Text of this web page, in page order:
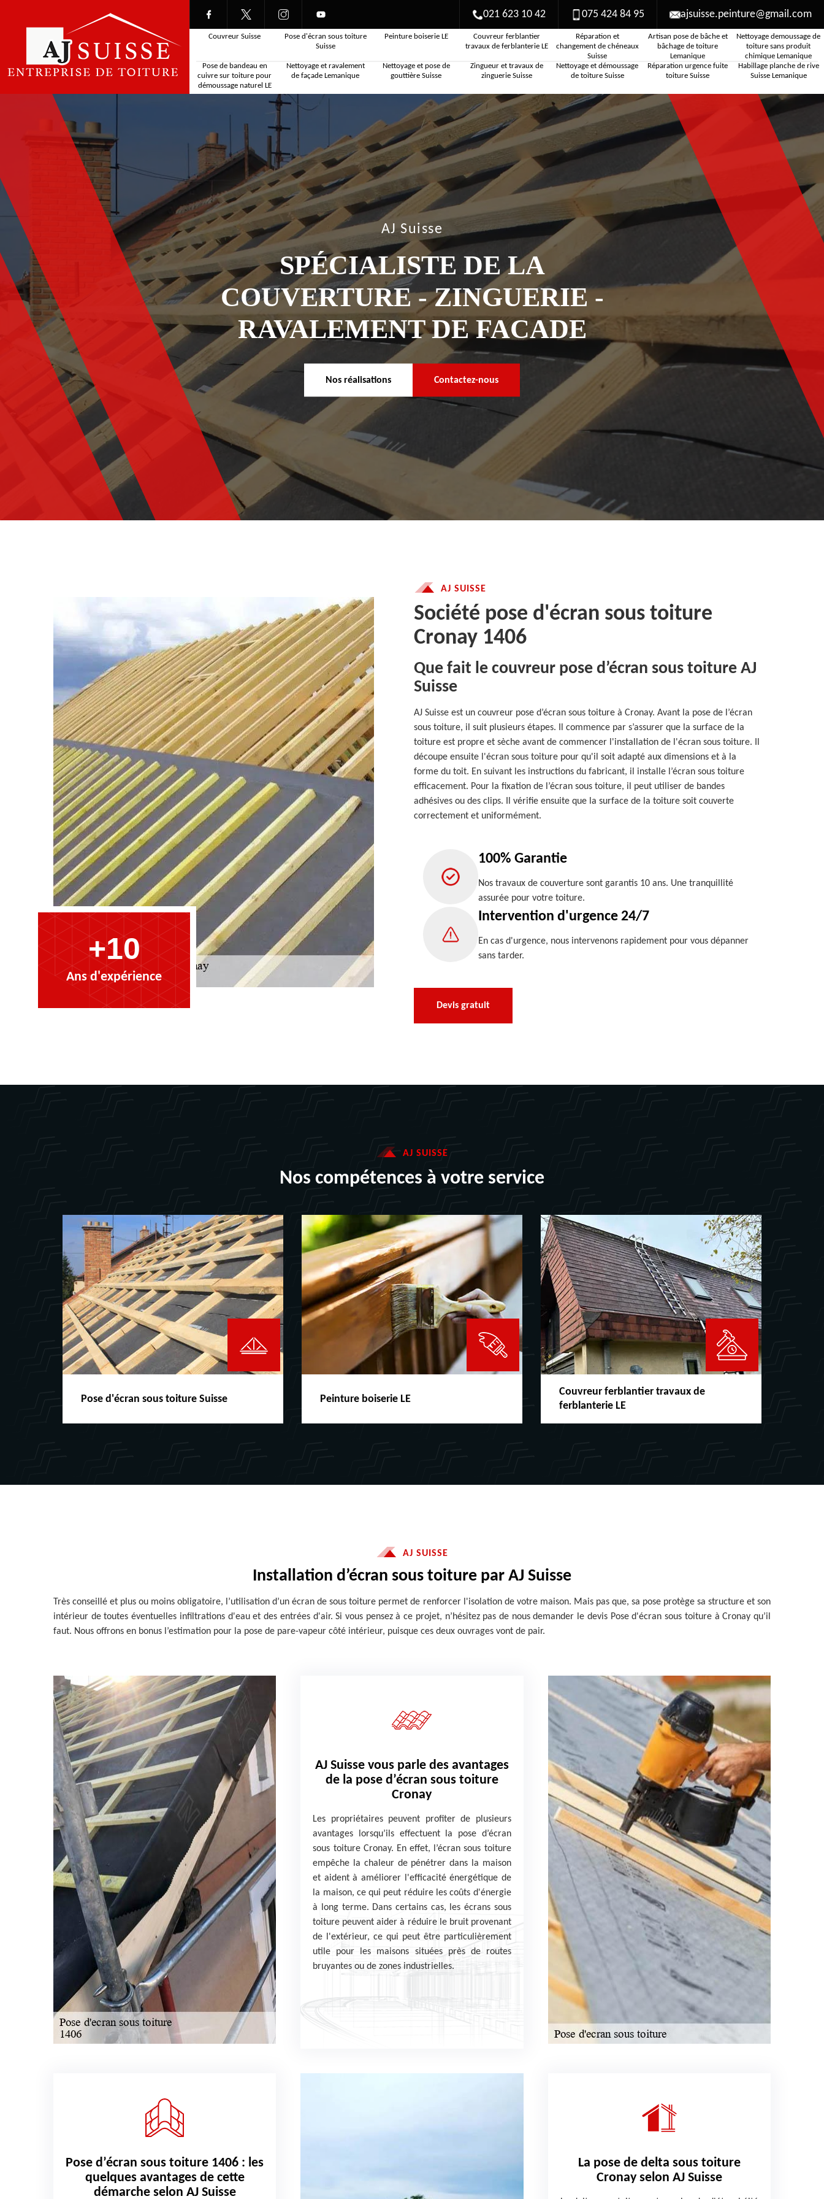
021 623 10 42 075 424 84 95 ajsuisse.peinture@gmail.com
Couvreur Suisse
Pose d'écran sous toiture
Suisse
Peinture boiserie LE
Couvreur ferblantier
travaux de ferblanterie LE
Réparation et
changement de chéneaux
Suisse
Artisan pose de bâche et
bâchage de toiture
Lemanique
Nettoyage demoussage de
toiture sans produit
chimique Lemanique
Pose de bandeau en
cuivre sur toiture pour
démoussage naturel LE
Nettoyage et ravalement
de façade Lemanique
Nettoyage et pose de
gouttière Suisse
Zingueur et travaux de
zinguerie Suisse
Nettoyage et démoussage
de toiture Suisse
Réparation urgence fuite
toiture Suisse
Habillage planche de rive
Suisse Lemanique
AJ Suisse
SPÉCIALISTE DE LA
COUVERTURE - ZINGUERIE -
RAVALEMENT DE FACADE
Nos réalisations Contactez-nous
+10
Ans d'expérience
AJ SUISSE
Société pose d'écran sous toiture
Cronay 1406
Que fait le couvreur pose d’écran sous toiture AJ
Suisse
AJ Suisse est un couvreur pose d’écran sous toiture à Cronay. Avant la pose de l’écran
sous toiture, il suit plusieurs étapes. Il commence par s’assurer que la surface de la
toiture est propre et sèche avant de commencer l'installation de l'écran sous toiture. Il
découpe ensuite l'écran sous toiture pour qu'il soit adapté aux dimensions et à la
forme du toit. En suivant les instructions du fabricant, il installe l’écran sous toiture
efficacement. Pour la fixation de l’écran sous toiture, il peut utiliser de bandes
adhésives ou des clips. Il vérifie ensuite que la surface de la toiture soit couverte
correctement et uniformément.
100% Garantie
Nos travaux de couverture sont garantis 10 ans. Une tranquillité
assurée pour votre toiture.
Intervention d'urgence 24/7
En cas d'urgence, nous intervenons rapidement pour vous dépanner
sans tarder.
Devis gratuit
AJ SUISSE
Nos compétences à votre service
Pose d'écran sous toiture Suisse Peinture boiserie LE
Couvreur ferblantier travaux de
ferblanterie LE
AJ SUISSE
Installation d’écran sous toiture par AJ Suisse
Très conseillé et plus ou moins obligatoire, l’utilisation d’un écran de sous toiture permet de renforcer l'isolation de votre maison. Mais pas que, sa pose protège sa structure et son
intérieur de toutes éventuelles infiltrations d'eau et des entrées d'air. Si vous pensez à ce projet, n’hésitez pas de nous demander le devis Pose d'écran sous toiture à Cronay qu’il
faut. Nous offrons en bonus l’estimation pour la pose de pare-vapeur côté intérieur, puisque ces deux ouvrages vont de pair.
AJ Suisse vous parle des avantages
de la pose d’écran sous toiture
Cronay
Les propriétaires peuvent profiter de plusieurs
avantages lorsqu’ils effectuent la pose d’écran
sous toiture Cronay. En effet, l’écran sous toiture
empêche la chaleur de pénétrer dans la maison
et aident à améliorer l'efficacité énergétique de
la maison, ce qui peut réduire les coûts d'énergie
à long terme. Dans certains cas, les écrans sous
toiture peuvent aider à réduire le bruit provenant
de l'extérieur, ce qui peut être particulièrement
utile pour les maisons situées près de routes
bruyantes ou de zones industrielles.
Pose d’écran sous toiture 1406 : les
quelques avantages de cette
démarche selon AJ Suisse
La pose de delta sous toiture
Cronay selon AJ Suisse